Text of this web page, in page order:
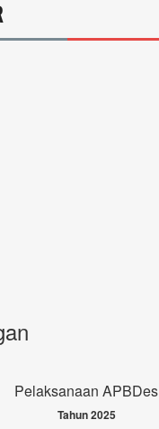
Pelaksanaan APBDes
Tahun 2025